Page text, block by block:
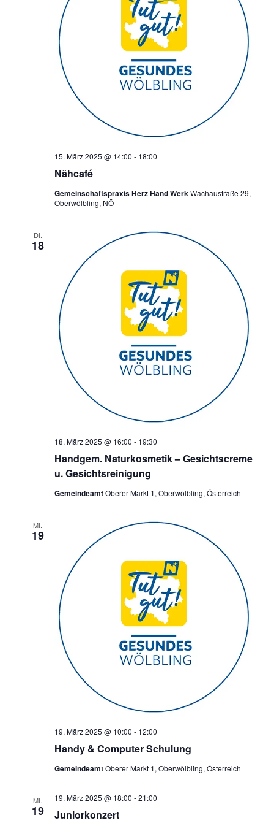
Nähcafé
15. März 2025 @ 14:00 - 18:00
Gemeinschaftspraxis Herz Hand WerkWachaustraße 29,
Oberwölbling, NÖ
DI.
18
Handgem. Naturkosmetik – Gesichtscreme
u. Gesichtsreinigung
18. März 2025 @ 16:00 - 19:30
GemeindeamtOberer Markt 1, Oberwölbling, Österreich
MI.
19
Handy & Computer Schulung
19. März 2025 @ 10:00 - 12:00
GemeindeamtOberer Markt 1, Oberwölbling, Österreich
MI.
19 Juniorkonzert
19. März 2025 @ 18:00 -21:00